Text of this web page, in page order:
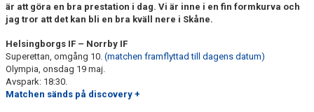
är att göra en bra prestation i dag. Vi är inne i en fin formkurva och
jag tror att det kan bli en bra kväll nere i Skåne.
Helsingborgs IF – Norrby IF
Superettan, omgång 10. (matchen framflyttad till dagens datum)
Olympia, onsdag 19 maj.
Avspark: 18:30.
Matchen sänds på discovery +